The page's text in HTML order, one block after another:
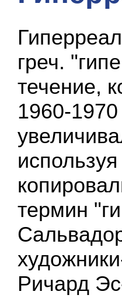
греч.
течение,
1960-1970
термин
Ричард